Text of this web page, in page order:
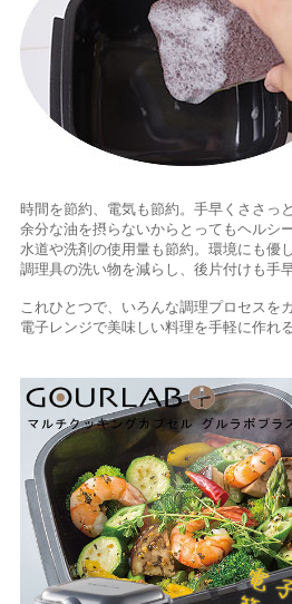
時間を節約、電気も節約。手早くささっ
余分な油を摂らないからとってもヘルシ
水道や洗剤の使用量も節約。環境にも優
調理具の洗い物を減らし、後片付けも手
これひとつで、いろんな調理プロセスを
電子レンジで美味しい料理を手軽に作れ